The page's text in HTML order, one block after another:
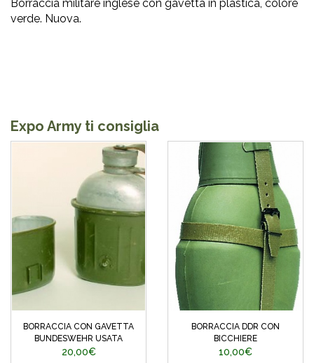
Borraccia militare inglese con gavetta in plastica, colore
verde. Nuova.
Expo Army ti consiglia
BORRACCIA CON GAVETTA
BUNDESWEHR USATA
20,00€
BORRACCIA DDR CON
BICCHIERE
10,00€